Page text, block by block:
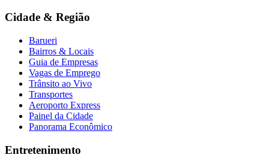
Cidade & Região
Barueri
Bairros & Locais
Guia de Empresas
Vagas de Emprego
Trânsito ao Vivo
Transportes
Aeroporto Express
Painel da Cidade
Panorama Econômico
Entretenimento